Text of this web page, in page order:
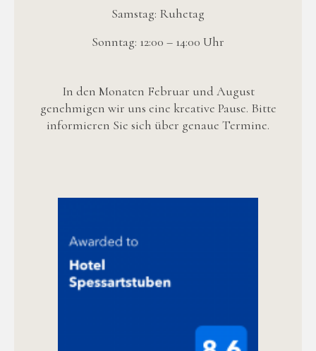
Samstag: Ruhetag
Sonntag: 12:00 – 14:00 Uhr
In den Monaten Februar und August
genehmigen wir uns eine kreative Pause. Bitte
informieren Sie sich über genaue Termine.